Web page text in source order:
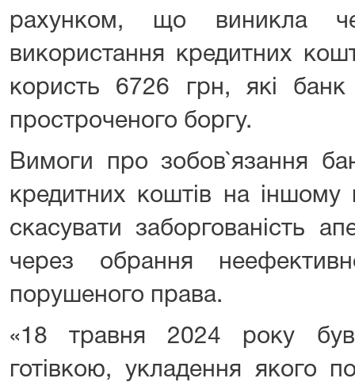
рахунком, що виникла
використання кредитних
користь 6726 грн, які
простроченого боргу.
Вимоги про зобов`язання
кредитних коштів на іншому
скасувати заборгованість
через обрання
порушеного права.
«18 травня 2024 року
готівкою, укладення якого